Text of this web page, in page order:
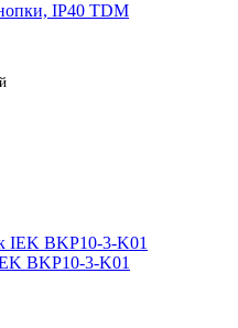
IP40 TDM
BKP10-3-K01